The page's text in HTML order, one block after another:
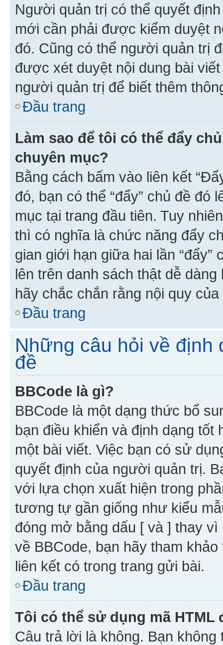
Người quản trị có thể quyết
mới cần phải được kiểm duyệt
đó. Cũng có thể người quản trị
được xét duyệt nội dung bài
người quản trị để biết thêm
Đầu trang
Làm sao để tôi có thể đẩy
chuyên mục?
Bằng cách bấm vào liên kết
đó, bạn có thể “đẩy” chủ đề đó
mục tại trang đầu tiên. Tuy
thì có nghĩa là chức năng đẩy
gian giới hạn giữa hai lần “đẩy”
lên trên danh sách thật dễ
hãy chắc chắn rằng nội quy
Đầu trang
Những câu hỏi về định
đề
BBCode là gì?
BBCode là một dạng thức bổ
bạn điều khiển và định dạng
một bài viết. Việc bạn có sử
quyết định của người quản trị.
với lựa chọn xuất hiện trong
tương tự gần giống như kiểu
đóng mở bằng dấu [ và ] thay
về BBCode, bạn hãy tham
liên kết có trong trang gửi bài.
Đầu trang
Tôi có thể sử dụng mã
Câu trả lời là không. Bạn